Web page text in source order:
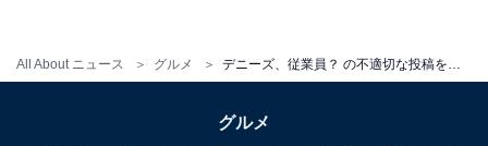
All About ニュース グルメ
グルメ